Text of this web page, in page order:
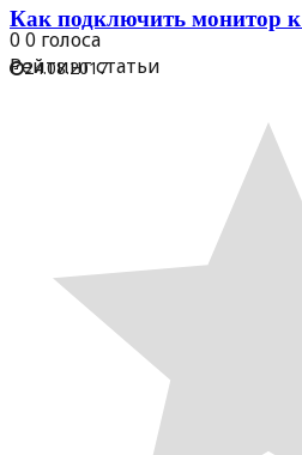
Как подключить монитор
24.08.2017
00 голоса
Рейтинг статьи